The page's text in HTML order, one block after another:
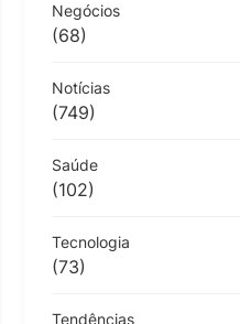
Negócios
(68)
Notícias
(749)
Saúde
(102)
Tecnologia
(73)
Tendências